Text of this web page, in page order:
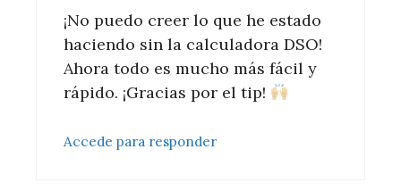
¡No puedo creer lo que he estado
haciendo sin la calculadora DSO!
Ahora todo es mucho más fácil y
rápido. ¡Gracias por el tip!
Accede para responder